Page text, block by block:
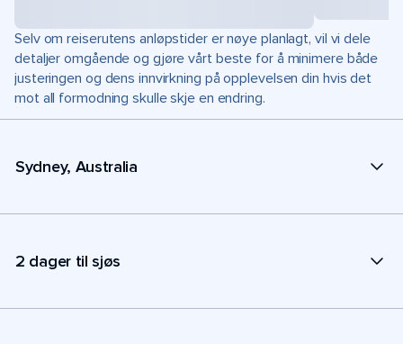
Selv om reiserutens anløpstider er nøye planlagt, vil vi dele
detaljer omgående og gjøre vårt beste for å minimere både
justeringen og dens innvirkning på opplevelsen din hvis det
mot all formodning skulle skje en endring.
Sydney, Australia
2 dager til sjøs